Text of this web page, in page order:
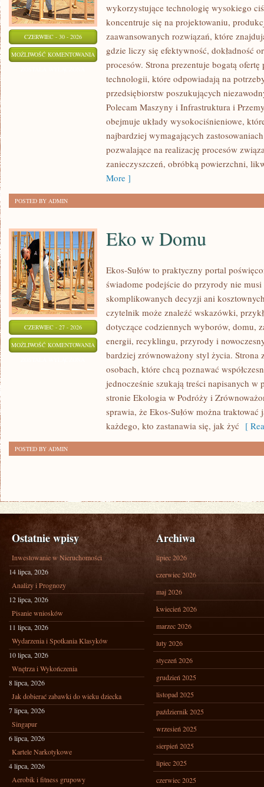
CZERWIEC - 30 - 2026
MOŻLIWOŚĆ KOMENTOWANIA HISTORIA
PRZEMYSŁU
wykorzystujące technologię wysokiego
koncentruje się na projektowaniu,
zaawansowanych rozwiązań, które
gdzie liczy się efektywność, dokładność
procesów. Strona prezentuje bogatą ofertę
technologii, które odpowiadają na
przedsiębiorstw poszukujących
Polecam Maszyny i Infrastruktura i
obejmuje układy wysokociśnieniowe,
najbardziej wymagających
pozwalające na realizację procesów
zanieczyszczeń, obróbką powierzchni,
More ]
POSTED BY ADMIN
CZERWIEC - 27 - 2026
MOŻLIWOŚĆ KOMENTOWANIA
DOMU
Eko w Domu
Ekos-Sułów to praktyczny portal
świadome podejście do przyrody nie
skomplikowanych decyzji ani
czytelnik może znaleźć wskazówki,
dotyczące codziennych wyborów, domu,
energii, recyklingu, przyrody i
bardziej zrównoważony styl życia. Strona
osobach, które chcą poznawać
jednocześnie szukają treści napisanych w
stronie Ekologia w Podróży i
sprawia, że Ekos-Sułów można
każdego, kto zastanawia się, jak żyć [
POSTED BY ADMIN
Ostatnie wpisy
Inwestowanie w Nieruchomości
14 lipca, 2026
Analizy i Prognozy
12 lipca, 2026
Pisanie wniosków
11 lipca, 2026
Wydarzenia i Spotkania Klasyków
10 lipca, 2026
Wnętrza i Wykończenia
8 lipca, 2026
Jak dobierać zabawki do wieku dziecka
7 lipca, 2026
Singapur
6 lipca, 2026
Kartele Narkotykowe
4 lipca, 2026
Aerobik i fitness grupowy
Archiwa
lipiec 2026
czerwiec 2026
maj 2026
kwiecień 2026
marzec 2026
luty 2026
styczeń 2026
grudzień 2025
listopad 2025
październik 2025
wrzesień 2025
sierpień 2025
lipiec 2025
czerwiec 2025